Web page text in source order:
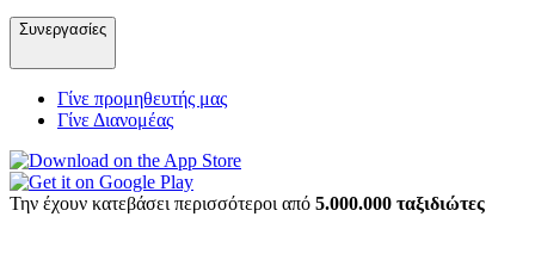
Συνεργασίες
Γίνε προμηθευτής μας
Γίνε Διανομέας
Την έχουν κατεβάσει περισσότεροι από 5.000.000 ταξιδιώτες